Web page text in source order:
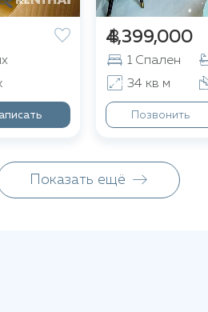
฿ 4,399,000
1 Спален
34 кв м
Позвонить
Показать ещё